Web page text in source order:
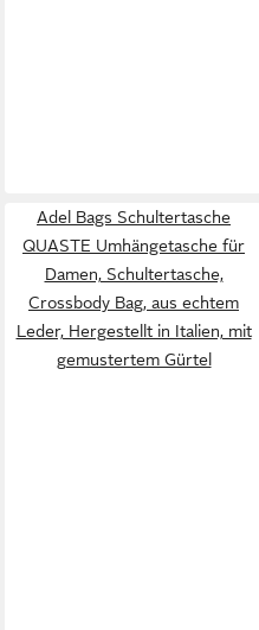
Adel Bags Schultertasche
QUASTE Umhängetasche für
Damen, Schultertasche,
Crossbody Bag, aus echtem
Leder, Hergestellt in Italien, mit
gemustertem Gürtel